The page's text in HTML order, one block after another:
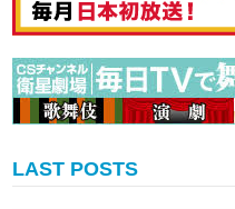
LAST POSTS